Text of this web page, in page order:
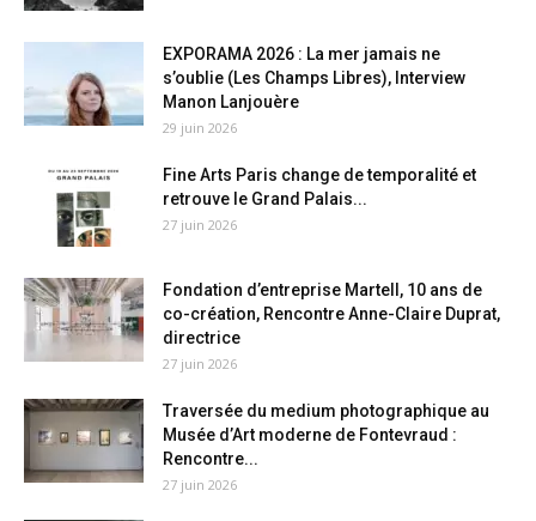
EXPORAMA 2026 : La mer jamais ne
s’oublie (Les Champs Libres), Interview
Manon Lanjouère
29 juin 2026
Fine Arts Paris change de temporalité et
retrouve le Grand Palais...
27 juin 2026
Fondation d’entreprise Martell, 10 ans de
co-création, Rencontre Anne-Claire Duprat,
directrice
27 juin 2026
Traversée du medium photographique au
Musée d’Art moderne de Fontevraud :
Rencontre...
27 juin 2026